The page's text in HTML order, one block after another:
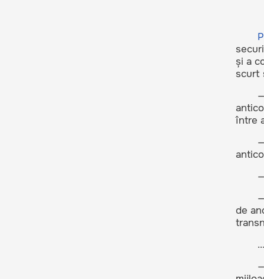
și a
scurt
între
de
...